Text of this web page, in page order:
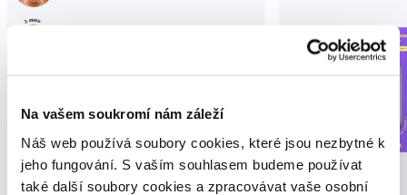
Na vašem soukromí nám záleží
Náš web používá soubory cookies, které jsou nezbytné k
jeho fungování. S vaším souhlasem budeme používat
také další soubory cookies a zpracovávat vaše osobní
Novinka